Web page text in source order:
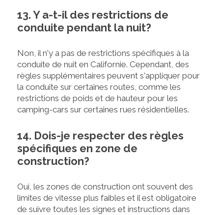
13. Y a-t-il des restrictions de
conduite pendant la nuit?
Non, il n'y a pas de restrictions spécifiques à la
conduite de nuit en Californie. Cependant, des
règles supplémentaires peuvent s'appliquer pour
la conduite sur certaines routes, comme les
restrictions de poids et de hauteur pour les
camping-cars sur certaines rues résidentielles.
14. Dois-je respecter des règles
spécifiques en zone de
construction?
Oui, les zones de construction ont souvent des
limites de vitesse plus faibles et il est obligatoire
de suivre toutes les signes et instructions dans